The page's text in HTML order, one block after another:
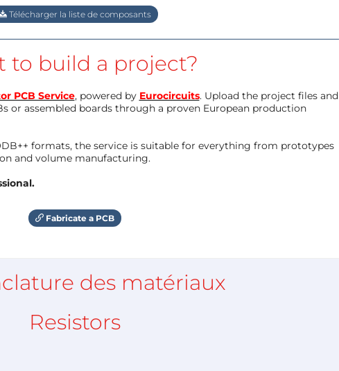
Télécharger la liste de composants
to build a project?
PCB Service, powered by Eurocircuits. Upload the project files and
or assembled boards through a proven European production
formats, the service is suitable for everything from prototypes
and volume manufacturing.
Fabricate a PCB
des matériaux
Resistors